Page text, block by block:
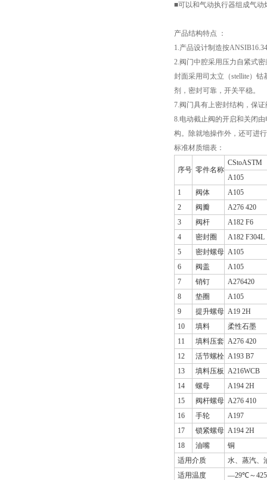
■可以和气动执行器组成气动
产品结构特点 ：
1.产品设计制造按
2.阀门中腔采用压力自紧式
封面采用司太立（stellite）
剂，密封可靠，开关平稳。
7.阀门具有上密封结构，保
8.电动截止阀的开启和关闭
构。除就地操作外，还可进
标准材质细表：
序号 零件名称
CStoASTM
A105
1
阀体
A105
2
阀瓣
A276 420
3
阀杆
A182 F6
4
密封圈
A182 F304L
5
密封螺母 A105
6
阀盖
A105
7
销钉
A276420
8
垫圈
A105
9
提升螺母 A19 2H
10
填料
柔性石墨
11
填料压套 A276 420
12
活节螺栓 A193 B7
13
填料压板 A216WCB
14
螺母
A194 2H
15
阀杆螺母 A276 410
16
手轮
A197
17
锁紧螺母 A194 2H
18
油嘴
铜
适用介质
水、蒸汽、
适用温度
—29℃～